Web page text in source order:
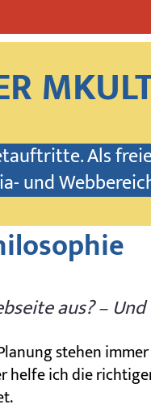
Als
und
aus? –
stehen
ich die